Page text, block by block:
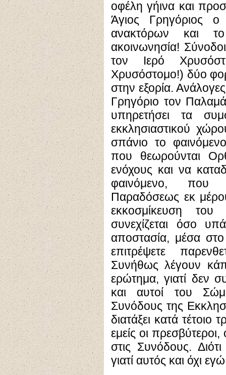
οφέλη γήινα και
Άγιος Γρηγόριος
ανακτόρων και
ακοινωνησία!
τον Ιερό
Χρυσόστομο!) δύο
στην εξορία.
Γρηγόριο τον
υπηρετήσει τα
εκκλησιαστικού
σπάνιο το
που θεωρούνται
ενόχους και να
φαινόμενο, που
Παραδόσεως εκ
εκκοσμίκευση του
συνεχίζεται όσο
αποστασία, μέσα
επιτρέψετε
Συνήθως λέγουν
ερώτημα, γιατί δεν
και αυτοί του
Συνόδους της
διατάξει κατά τέτοιο
εμείς οι
στις Συνόδους.
γιατί αυτός και όχι